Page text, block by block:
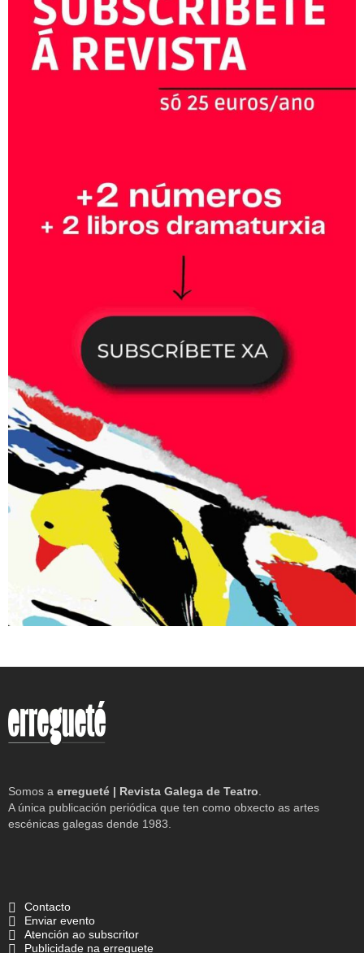
Somos a erregueté | Revista Galega de Teatro
A única publicación periódica que ten como obxecto as artes
escénicas galegas dende 1983.
Contacto
Enviar evento
Atención ao subscritor
Publicidade na erreguete